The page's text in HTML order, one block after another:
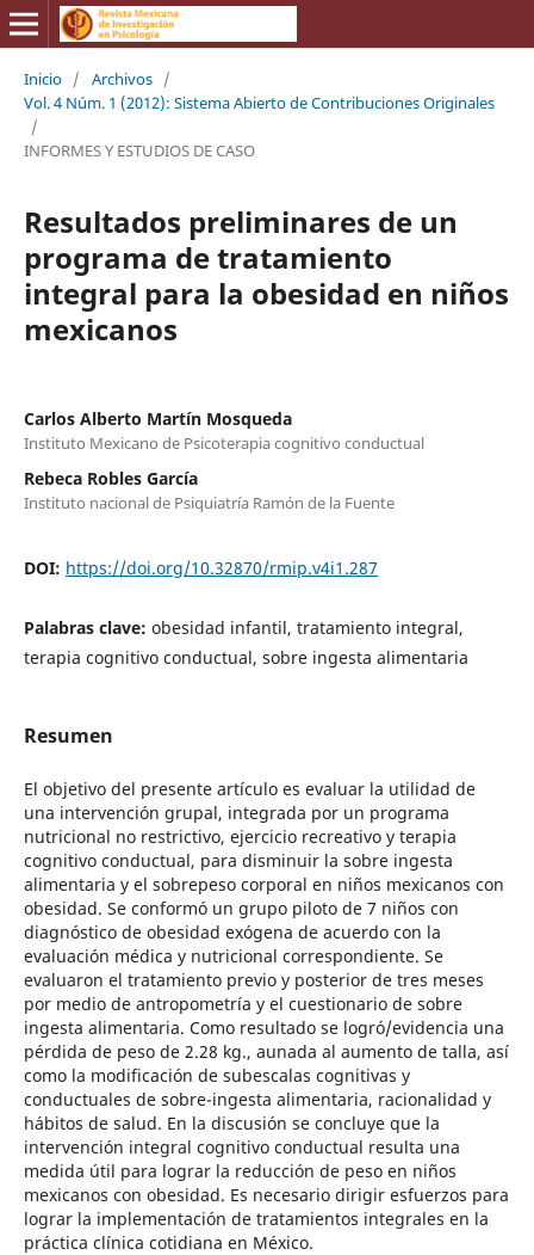
Inicio / Archivos /
Vol. 4 Núm. 1 (2012): Sistema Abierto de Contribuciones Originales
/
INFORMES Y ESTUDIOS DE CASO
Resultados preliminares de un
programa de tratamiento
integral para la obesidad en niños
mexicanos
Carlos Alberto Martín Mosqueda
Instituto Mexicano de Psicoterapia cognitivo conductual
Rebeca Robles García
Instituto nacional de Psiquiatría Ramón de la Fuente
DOI: https://doi.org/10.32870/rmip.v4i1.287
Palabras clave: obesidad infantil, tratamiento integral,
terapia cognitivo conductual, sobre ingesta alimentaria
Resumen
El objetivo del presente artículo es evaluar la utilidad de
una intervención grupal, integrada por un programa
nutricional no restrictivo, ejercicio recreativo y terapia
cognitivo conductual, para disminuir la sobre ingesta
alimentaria y el sobrepeso corporal en niños mexicanos con
obesidad. Se conformó un grupo piloto de 7 niños con
diagnóstico de obesidad exógena de acuerdo con la
evaluación médica y nutricional correspondiente. Se
evaluaron el tratamiento previo y posterior de tres meses
por medio de antropometría y el cuestionario de sobre
ingesta alimentaria. Como resultado se logró/evidencia una
pérdida de peso de 2.28 kg., aunada al aumento de talla, así
como la modificación de subescalas cognitivas y
conductuales de sobre-ingesta alimentaria, racionalidad y
hábitos de salud. En la discusión se concluye que la
intervención integral cognitivo conductual resulta una
medida útil para lograr la reducción de peso en niños
mexicanos con obesidad. Es necesario dirigir esfuerzos para
lograr la implementación de tratamientos integrales en la
práctica clínica cotidiana en México.